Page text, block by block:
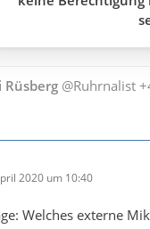
Rüsberg @Ruhrnalist
2020 um 10:40
Welches externe